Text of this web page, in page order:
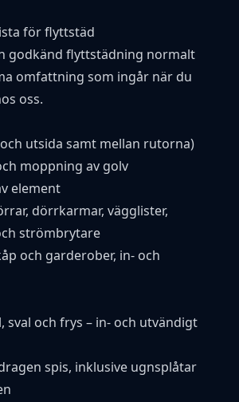
för flyttstäd
godkänd flyttstädning normalt
omfattning som ingår när du
oss.
utsida samt mellan rutorna)
moppning av golv
element
dörrkarmar, vägglister,
strömbrytare
och garderober, in- och
sval och frys – in- och utvändigt
spis, inklusive ugnsplåtar